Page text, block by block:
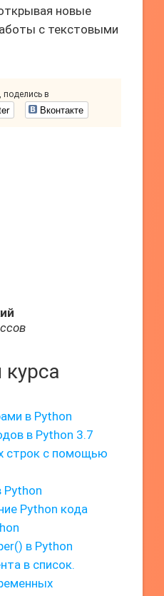
новые
с текстовыми
поделись в
Вконтакте
в Python
в Python 3.7
строк с помощью
Python
Python кода
в Python
в список.